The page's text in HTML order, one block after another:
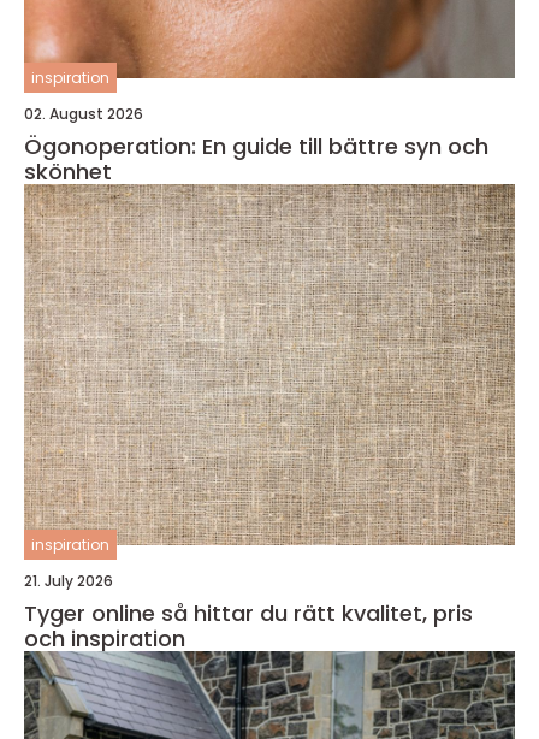
inspiration
02. August 2026
Ögonoperation: En guide till bättre syn och
skönhet
inspiration
21. July 2026
Tyger online så hittar du rätt kvalitet, pris
och inspiration